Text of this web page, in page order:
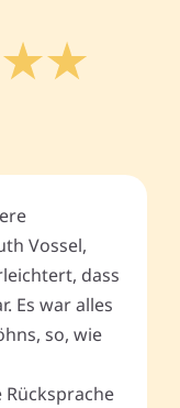
Vossel,
dass
Es war alles
so, wie